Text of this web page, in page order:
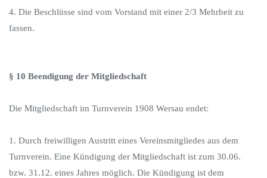
4. Die Beschlüsse sind vom Vorstand mit einer 2/3 Mehrheit zu
fassen.
§ 10 Beendigung der Mitgliedschaft
Die Mitgliedschaft im Turnverein 1908 Wersau endet:
1. Durch freiwilligen Austritt eines Vereinsmitgliedes aus dem
Turnverein. Eine Kündigung der Mitgliedschaft ist zum 30.06.
bzw. 31.12. eines Jahres möglich. Die Kündigung ist dem